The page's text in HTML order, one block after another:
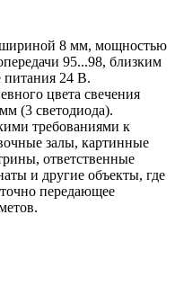
шириной 8 мм, мощностью
95...98, близким
питания 24 В.
цвета свечения
(3 светодиода).
требованиями к
залы, картинные
ответственные
и другие объекты, где
передающее